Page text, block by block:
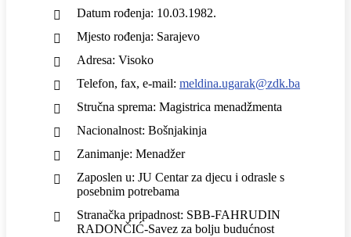
Datum rođenja: 10.03.1982.
Mjesto rođenja: Sarajevo
Adresa: Visoko
Telefon, fax, e-mail: meldina.ugarak@zdk.ba
Stručna sprema: Magistrica menadžmenta
Nacionalnost: Bošnjakinja
Zanimanje: Menadžer
Zaposlen u: JU Centar za djecu i odrasle s
posebnim potrebama
Stranačka pripadnost: SBB-FAHRUDIN
RADONČIĆ-Savez za bolju budućnost